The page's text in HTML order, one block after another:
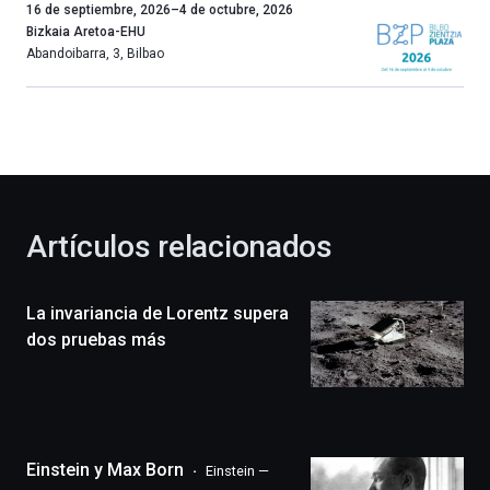
Un
año
más,
celebración
novena
edición
un
16 de septiembre, 2026–4 de octubre, 2026
Bizkaia Aretoa-EHU
Abandoibarra, 3, Bilbao
Artículos relacionados
La invariancia de Lorentz supera
dos pruebas más
Einstein y Max Born
Einstein —